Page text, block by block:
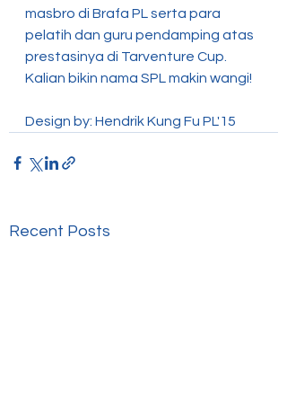
masbro di Brafa PL serta para
pelatih dan guru pendamping atas
prestasinya di Tarventure Cup.
Kalian bikin nama SPL makin wangi!
Design by: Hendrik Kung Fu PL'15
Recent Posts